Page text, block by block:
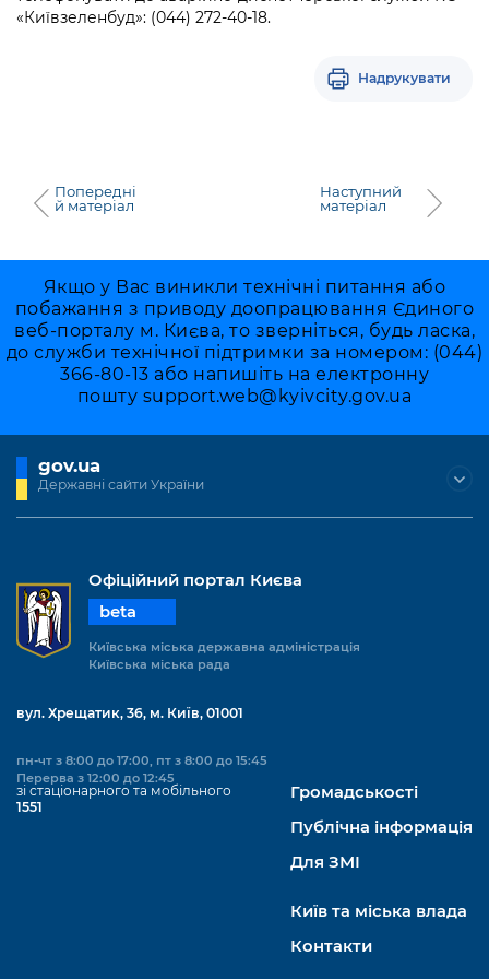
Підприємства, установи, організації
Безбар'єрність
Портал Захисників та Захисниць
Важливе під час воєнного стану
Уряд» – місцевий рівень»
Про відкриті дані
«Київзеленбуд»: (044) 272-40-18.
Надрукувати
Попередні
й матеріал
Наступний
матеріал
Якщо у Вас виникли технічні питання або
побажання з приводу доопрацювання Єдиного
веб-порталу м. Києва, то зверніться, будь ласка,
до служби технічної підтримки за номером: (044)
366-80-13 або напишіть на електронну
пошту support.web@kyivcity.gov.ua
gov.ua
Державні сайти України
Офіційний портал Києва
beta
Київська міська державна адміністрація
Київська міська рада
вул. Хрещатик, 36, м. Київ, 01001
пн-чт з 8:00 до 17:00, пт з 8:00 до 15:45
Перерва з 12:00 до 12:45
зі стаціонарного та мобільного
1551
Громадськості
Публічна інформація
Для ЗМІ
Київ та міська влада
Контакти